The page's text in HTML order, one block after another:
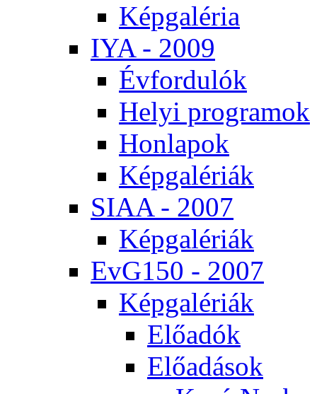
Kép­ga­lé­ria
IYA - 2009
Év­for­du­lók
He­lyi prog­ra­mok
Hon­la­pok
Kép­ga­lé­ri­ák
SI­AA - 2007
Kép­ga­lé­ri­ák
EvG150 - 2007
Kép­ga­lé­ri­ák
Elő­adók
Elő­adá­sok